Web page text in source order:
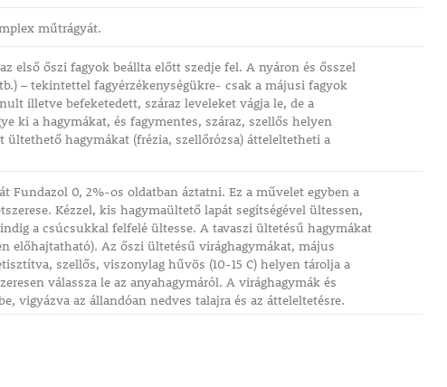
műtrágyát.
első őszi fagyok beállta előtt szedje fel. A nyáron és ősszel
– tekintettel fagyérzékenységükre- csak a májusi fagyok
illetve befeketedett, száraz leveleket vágja le, de a
ki a hagymákat, és fagymentes, száraz, szellős helyen
ültethető hagymákat (frézia, szellőrózsa) átteleltetheti a
Fundazol 0, 2%-os oldatban áztatni. Ez a művelet egyben a
Kézzel, kis hagymaültető lapát segítségével ültessen,
a csúcsukkal felfelé ültesse. A tavaszi ültetésű hagymákat
előhajtatható). Az őszi ültetésű virághagymákat, május
szellős, viszonylag hűvös (10-15 C) helyen tárolja a
válassza le az anyahagymáról. A virághagymák és
vigyázva az állandóan nedves talajra és az átteleltetésre.